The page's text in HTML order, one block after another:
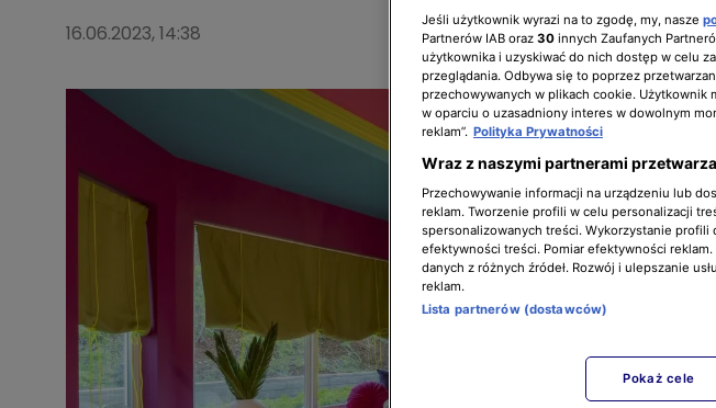
16.06.2023, 14:38
Jeśli użytkownik wyrazi na to zgodę, my, nasze
Partnerów IAB oraz 30 innych Zaufanych
użytkownika i uzyskiwać do nich dostęp w celu
przeglądania. Odbywa się to poprzez
przechowywanych w plikach cookie.
w oparciu o uzasadniony interes w dowolnym
reklam”. Polityka Prywatności
Wraz z naszymi partnerami
Przechowywanie informacji na urządzeniu lub
reklam. Tworzenie profili w celu personalizacji
spersonalizowanych treści. Wykorzystanie
efektywności treści. Pomiar efektywności
danych z różnych źródeł. Rozwój i ulepszanie
reklam.
Lista partnerów (dostawców)
Pokaż cele